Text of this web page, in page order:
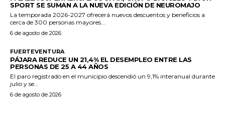
SPORT SE SUMAN A LA NUEVA EDICIÓN DE NEUROMAJO
La temporada 2026-2027 ofrecerá nuevos descuentos y beneficios a
cerca de 300 personas mayores...
6 de agosto de 2026
FUERTEVENTURA
PÁJARA REDUCE UN 21,4% EL DESEMPLEO ENTRE LAS
PERSONAS DE 25 A 44 AÑOS
El paro registrado en el municipio descendió un 9,1% interanual durante
julio y se...
6 de agosto de 2026